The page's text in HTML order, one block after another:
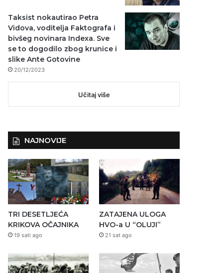
Taksist nokautirao Petra
Vidova, voditelja Faktografa i
bivšeg novinara Indexa. Sve
se to dogodilo zbog krunice i
slike Ante Gotovine
20/12/2023
Učitaj više
NAJNOVIJE
TRI DESETLJEĆA
KRIKOVA OČAJNIKA
19 sati ago
ZATAJENA ULOGA
HVO-a U “OLUJI”
21 sat ago